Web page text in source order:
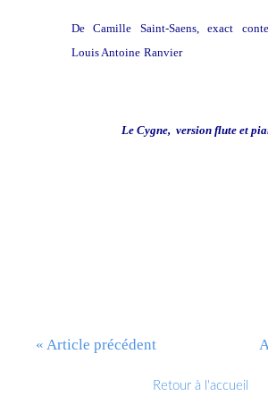
De Camille Saint-Saens, exact
Louis Antoine Ranvier
Le Cygne, version flute et
« Article précédent
Retour à l'accueil